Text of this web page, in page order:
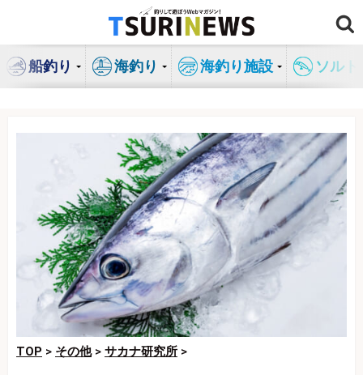
ン
船釣り 海釣り 海釣り施設 ソル
TOP > その他> サカナ研究所 >